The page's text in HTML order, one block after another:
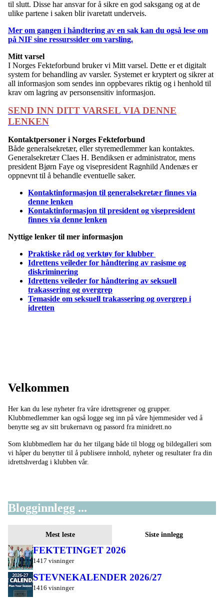
til slutt. Disse har ansvar for å sikre en god saksgang og at de
ulike partene i saken blir ivaretatt underveis.
Mer om gangen i håndtering av en sak kan du også lese om
på NIF sine ressurssider om varsling.
Mitt varsel
I Norges Fekteforbund bruker vi Mitt varsel. Dette er et digitalt
system for behandling av varsler. Systemet er kryptert og sikrer at
all informasjon som sendes inn oppbevares riktig og i henhold til
krav om lagring av personsensitiv informasjon.
SEND INN DITT VARSEL VIA DENNE
LENKEN
Kontaktpersoner i Norges Fekteforbund
Både generalsekretær, eller styremedlemmer kan kontaktes.
Generalsekretær Claes H. Bendiksen er administrator, mens
president Bjørn Faye og visepresident Ragnhild Andenæs er
oppnevnt til å behandle eventuelle saker.
Kontaktinformasjon til generalsekretær finnes via
denne lenken
Kontaktinformasjon til president og visepresident
finnes via denne lenken
Nyttige lenker til mer informasjon
Praktiske råd og verktøy for klubber
Idrettens veileder for håndtering av rasisme og
diskriminering
Idrettens veileder for håndtering av seksuell
trakassering og overgrep
Temaside om seksuell trakassering og overgrep i
idretten
Velkommen
Her kan du lese nyheter fra våre idrettsgrener og grupper.
Klubbmedlemmer kan også logge seg inn på våre hjemmesider ved å
benytte seg av sitt brukernavn og passord fra minidrett.no
Som klubbmedlem har du her tilgang både til blogg og bildegalleri som
vi håper du benytter til å publisere innhold, nyheter og resultater fra din
idrettshverdag i klubben vår.
Blogginnlegg ...
Mest leste Siste innlegg
FEKTETINGET 2026
1417 visninger
STEVNEKALENDER 2026/27
1416 visninger